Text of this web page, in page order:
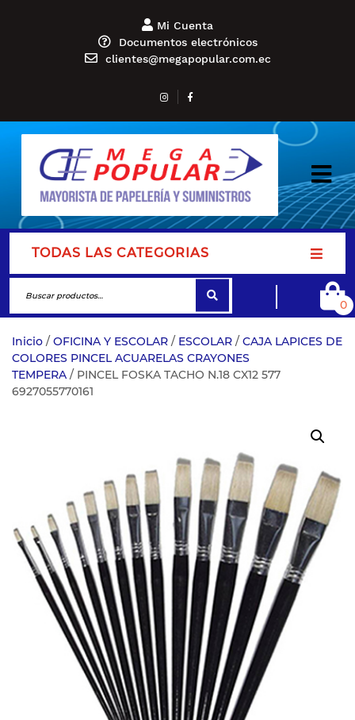
Mi Cuenta
Documentos electrónicos
clientes@megapopular.com.ec
TODAS LAS CATEGORIAS
0
Inicio / OFICINA Y ESCOLAR / ESCOLAR / CAJA LAPICES DE
COLORES PINCEL ACUARELAS CRAYONES
TEMPERA / PINCEL FOSKA TACHO N.18 CX12 577
6927055770161